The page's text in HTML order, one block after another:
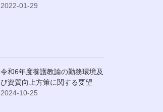
2022-01-29
令和6年度養護教諭の勤務環境及
び資質向上方策に関する要望
2024-10-25